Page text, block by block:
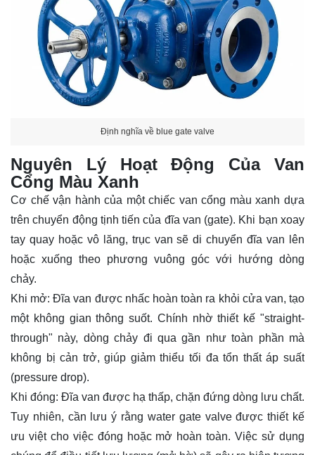
Định nghĩa về blue gate valve
Nguyên Lý Hoạt Động Của Van
Cổng Màu Xanh
Cơ chế vận hành của một chiếc van cổng màu xanh dựa
trên chuyển động tịnh tiến của đĩa van (gate). Khi bạn xoay
tay quay hoặc vô lăng, trục van sẽ di chuyển đĩa van lên
hoặc xuống theo phương vuông góc với hướng dòng
chảy.
Khi mở: Đĩa van được nhấc hoàn toàn ra khỏi cửa van, tạo
một không gian thông suốt. Chính nhờ thiết kế "straight-
through" này, dòng chảy đi qua gần như toàn phần mà
không bị cản trở, giúp giảm thiểu tối đa tổn thất áp suất
(pressure drop).
Khi đóng: Đĩa van được hạ thấp, chặn đứng dòng lưu chất.
Tuy nhiên, cần lưu ý rằng water gate valve được thiết kế
ưu việt cho việc đóng hoặc mở hoàn toàn. Việc sử dụng